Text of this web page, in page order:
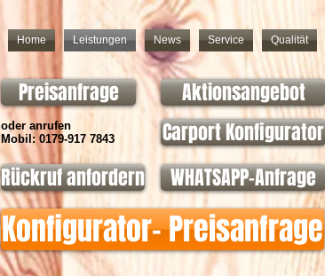
Home Leistungen News Service Qualität
Preisanfrage
oder anrufen
Mobil: 0179-917 7843
Aktionsangebot
Carport Konfigurator
Rückruf anfordern
WHATSAPP-Anfrage
Konfigurator- Preisanfrage